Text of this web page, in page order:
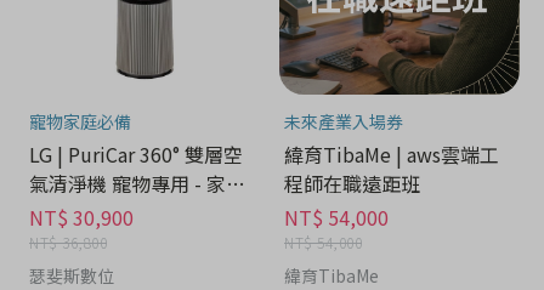
寵物家庭必備
LG | PuriCar 360° 雙層空
氣清淨機 寵物專用 - 家電
分期
NT$ 30,900
NT$ 36,800
瑟斐斯數位
未來產業入場券
緯育TibaMe | aws雲端工
程師在職遠距班
NT$ 54,000
NT$ 54,000
緯育TibaMe